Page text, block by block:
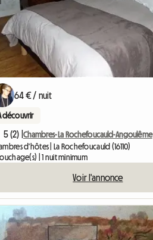
64 € / nuit
découvrir
5 (2) | Chambres- La Rochefoucauld-Angoulême
d'hôtes | La Rochefoucauld (16110)
| 1 nuit minimum
Voir l'annonce